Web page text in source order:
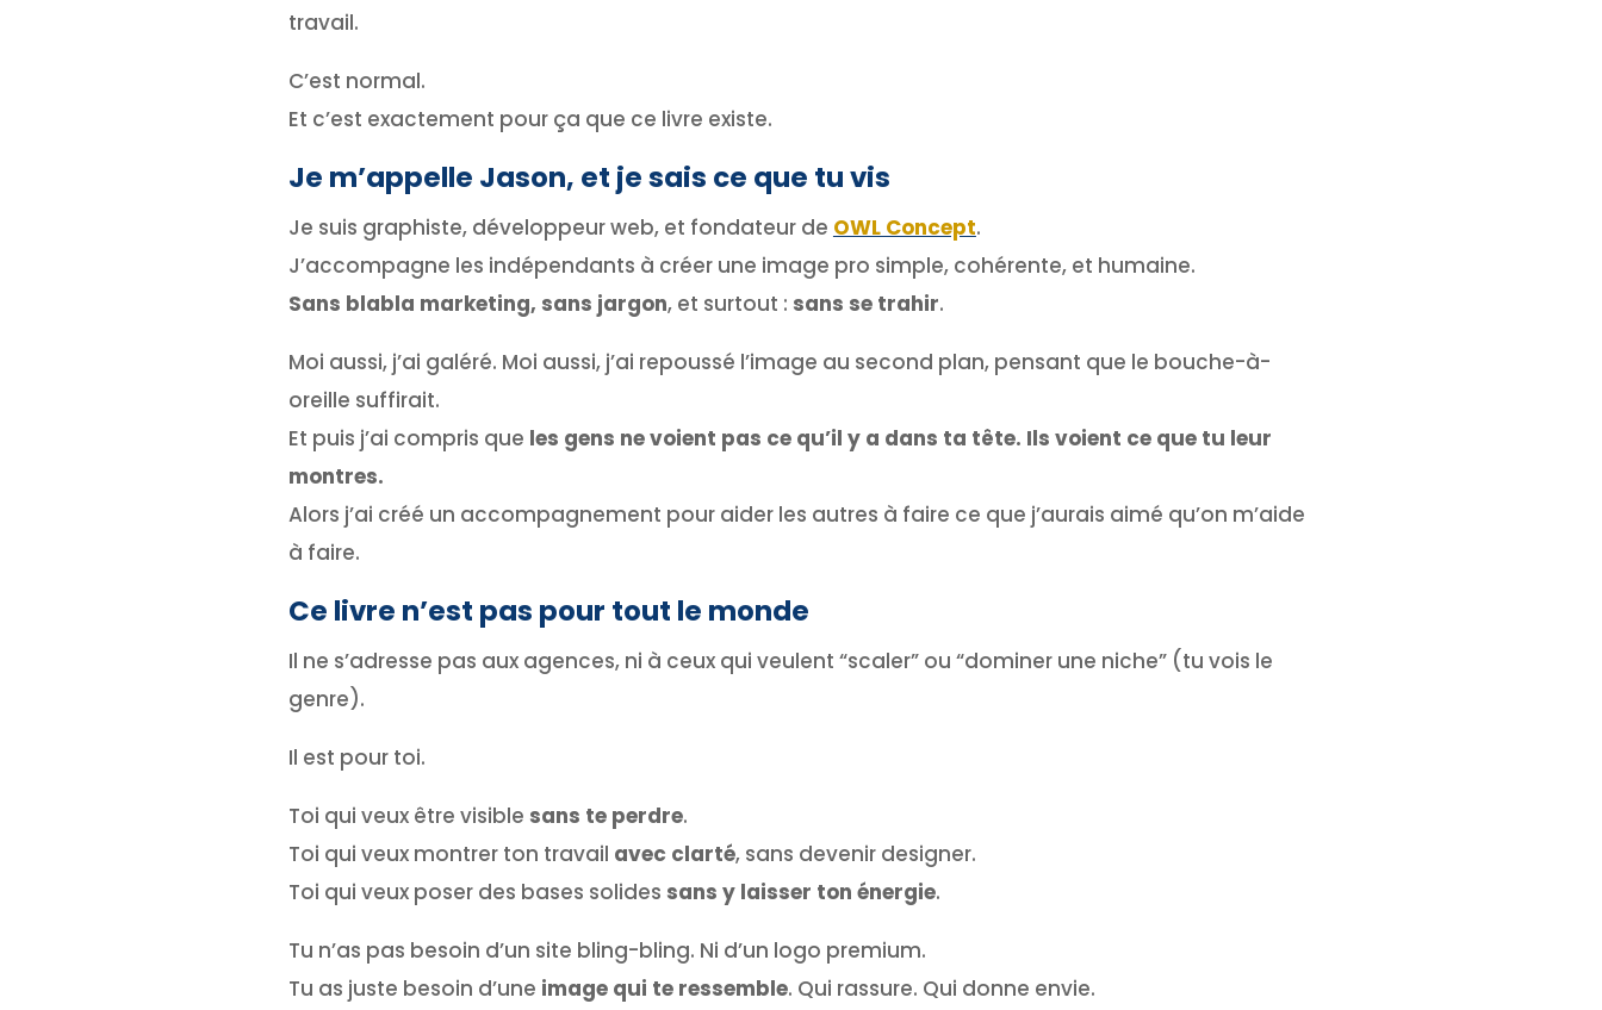
travail.
C’est normal.
Et c’est exactement pour ça que ce livre existe.
Je m’appelle Jason, et je sais ce que tu vis
Je suis graphiste, développeur web, et fondateur de OWL Concept.
J’accompagne les indépendants à créer une image pro simple, cohérente, et humaine.
Sans blabla marketing, sans jargon, et surtout : sans se trahir.
Moi aussi, j’ai galéré. Moi aussi, j’ai repoussé l’image au second plan, pensant que le bouche-à-
oreille suffirait.
Et puis j’ai compris que les gens ne voient pas ce qu’il y a dans ta tête. Ils voient ce que tu leur
montres.
Alors j’ai créé un accompagnement pour aider les autres à faire ce que j’aurais aimé qu’on m’aide
à faire.
Ce livre n’est pas pour tout le monde
Il ne s’adresse pas aux agences, ni à ceux qui veulent “scaler” ou “dominer une niche” (tu vois le
genre).
Il est pour toi.
Toi qui veux être visible sans te perdre.
Toi qui veux montrer ton travail avec clarté, sans devenir designer.
Toi qui veux poser des bases solides sans y laisser ton énergie.
Tu n’as pas besoin d’un site bling-bling. Ni d’un logo premium.
Tu as juste besoin d’une image qui te ressemble. Qui rassure. Qui donne envie.